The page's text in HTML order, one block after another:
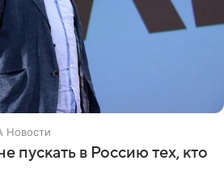
Новости
пускать в Россию тех, кто